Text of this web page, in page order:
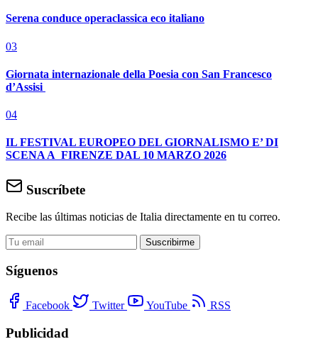
Serena conduce operaclassica eco italiano
03
Giornata internazionale della Poesia con San Francesco
d’Assisi
04
IL FESTIVAL EUROPEO DEL GIORNALISMO E’ DI
SCENA A FIRENZE DAL 10 MARZO 2026
Suscríbete
Recibe las últimas noticias de Italia directamente en tu correo.
Suscribirme
Síguenos
Facebook Twitter YouTube RSS
Publicidad